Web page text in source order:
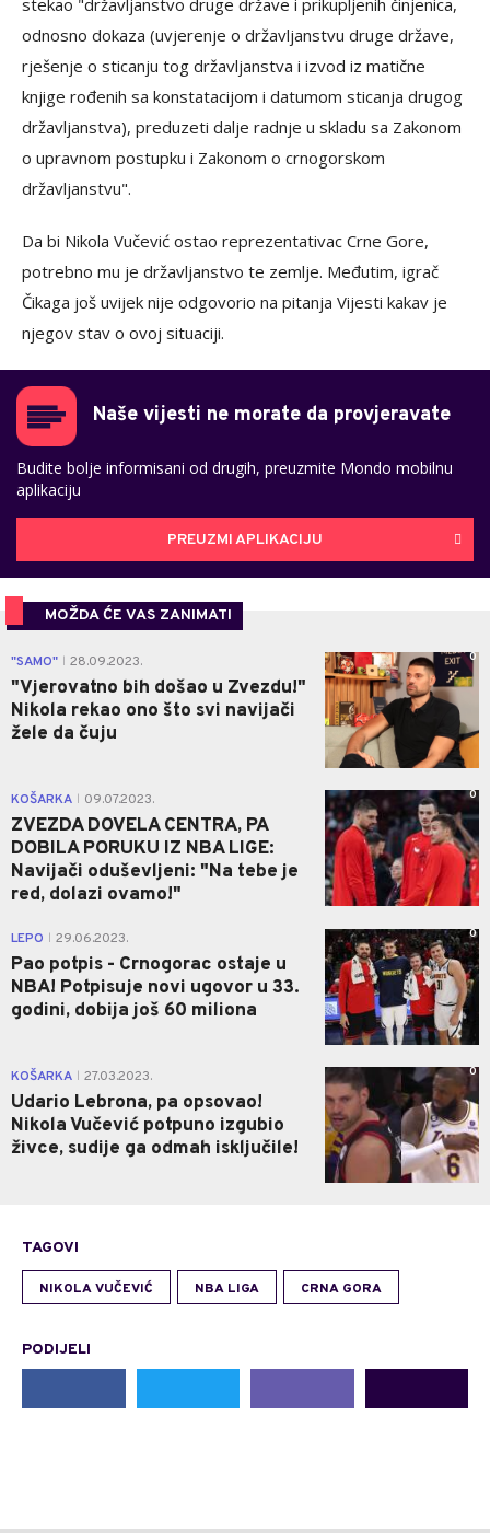
stekao "državljanstvo druge države i prikupljenih činjenica,
odnosno dokaza (uvjerenje o državljanstvu druge države,
rješenje o sticanju tog državljanstva i izvod iz matične
knjige rođenih sa konstatacijom i datumom sticanja drugog
državljanstva), preduzeti dalje radnje u skladu sa Zakonom
o upravnom postupku i Zakonom o crnogorskom
državljanstvu".
Da bi Nikola Vučević ostao reprezentativac Crne Gore,
potrebno mu je državljanstvo te zemlje. Međutim, igrač
Čikaga još uvijek nije odgovorio na pitanja Vijesti kakav je
njegov stav o ovoj situaciji.
Naše vijesti ne morate da provjeravate
Budite bolje informisani od drugih, preuzmite Mondo mobilnu
aplikaciju
PREUZMI APLIKACIJU
MOŽDA ĆE VAS ZANIMATI
"SAMO" 28.09.2023.
"Vjerovatno bih došao u Zvezdu!"
Nikola rekao ono što svi navijači
žele da čuju
0
KOŠARKA 09.07.2023.
ZVEZDA DOVELA CENTRA, PA
DOBILA PORUKU IZ NBA LIGE:
Navijači oduševljeni: "Na tebe je
red, dolazi ovamo!"
0
LEPO 29.06.2023.
Pao potpis - Crnogorac ostaje u
NBA! Potpisuje novi ugovor u 33.
godini, dobija još 60 miliona
0
KOŠARKA 27.03.2023.
Udario Lebrona, pa opsovao!
Nikola Vučević potpuno izgubio
živce, sudije ga odmah isključile!
0
TAGOVI
NIKOLA VUČEVIĆ NBA LIGA CRNA GORA
PODIJELI